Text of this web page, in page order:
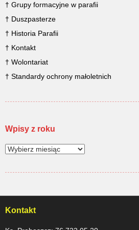
† Grupy formacyjne w parafii
† Duszpasterze
† Historia Parafii
† Kontakt
† Wolontariat
† Standardy ochrony małoletnich
Wpisy z roku
Kontakt